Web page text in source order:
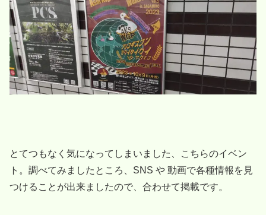
とてつもなく気になってしまいました、こちらのイベン
ト。調べてみましたところ、SNS や 動画で各種情報を見
つけることが出来ましたので、合わせて掲載です。